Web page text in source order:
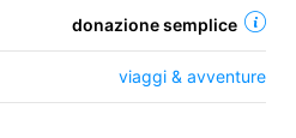
IT
ES
donazione semplice
viaggi & avventure